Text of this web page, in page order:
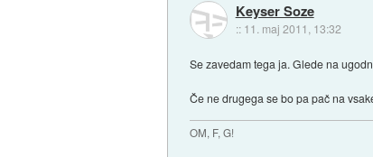
Keyser Soze
:: 11. maj 2011, 13:32
Se zavedam tega ja. Glede na
Če ne drugega se bo pa pač na
OM, F, G!